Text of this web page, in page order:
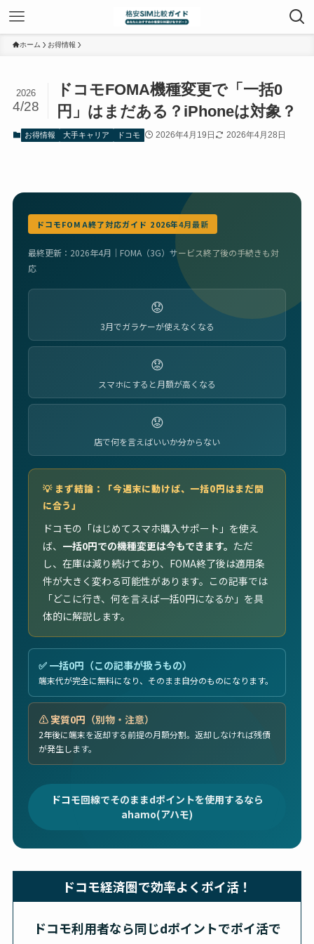
ホーム お得情報
ドコモFOMA機種変更で「一括0
円」はまだある？iPhoneは対象？
2026
4/28
お得情報 大手キャリア ドコモ 2026年4月19日 2026年4月28日
ドコモFOMA終了対応ガイド 2026年4月最新
最終更新：2026年4月｜FOMA（3G）サービス終了後の手続きも対
応
3月でガラケーが使えなくなる
スマホにすると月額が高くなる
店で何を言えばいいか分からない
💡 まず結論：「今週末に動けば、一括0円はまだ間
に合う」
ドコモの「はじめてスマホ購入サポート」を使え
ば、 一括0円での機種変更は今もできます。 ただ
し、在庫は減り続けており、FOMA終了後は適用条
件が大きく変わる可能性があります。この記事では
「どこに行き、何を言えば一括0円になるか」を具
体的に解説します。
✅ 一括0円（この記事が扱うもの）
端末代が完全に無料になり、そのまま自分のものになります。
⚠️ 実質0円（別物・注意）
2年後に端末を返却する前提の月額分割。返却しなければ残債
が発生します。
ドコモ回線でそのままdポイントを使用するなら
ahamo(アハモ)
ドコモ経済圏で効率よくポイ活！
ドコモ利用者なら同じdポイントでポイ活で